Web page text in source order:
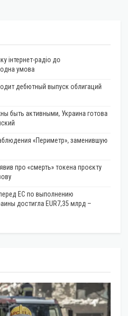
інтернет-радіо до
умова
дебютный выпуск облигаций
быть активными, Украина готова
«Периметр», заменившую
про «смерть» токена проєкту
ЕС по выполнению
достигла EUR7,35 млрд –